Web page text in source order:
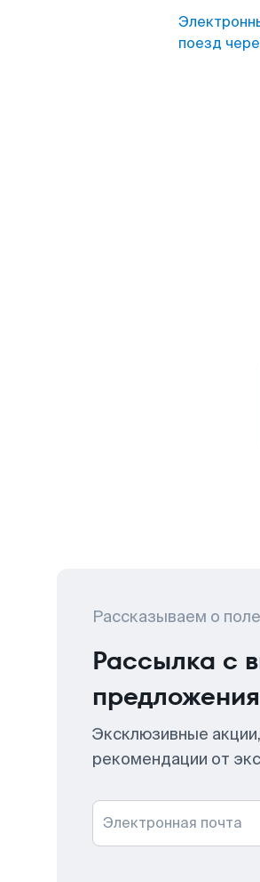
поезд
Рассказываем о
Рассылка с
Эксклюзивные
рекомендации от
Электронная почта